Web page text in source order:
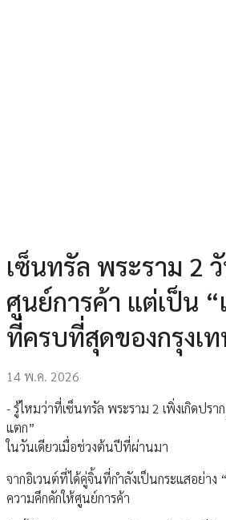
เซ็นทรัล พระราม 2
ศูนย์การค้า แต่เป็น
ที่ครบที่สุดของกรุงเ
14 พ.ค. 2026
- รู้ไหมว่าที่เซ็นทรัล พระราม 2 เพิ่งเกิดปร
แตก”
ในวันเดียวเมื่อช่วงต้นปีที่ผ่านมา
จากอิเวนต์ที่ได้คู่จิ้นที่กำลังเป็นกระแสอย่าง
ความคึกคักให้ศูนย์การค้า